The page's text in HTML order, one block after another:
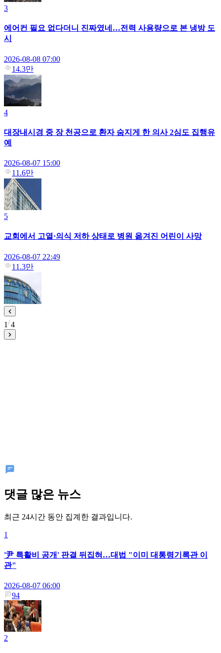
3
에어컨 필요 없다더니 진짜였네…전력 사용량으로 본 냉방 도
시
2026-08-08 07:00
14.3만
4
대장내시경 중 장 천공으로 환자 숨지게 한 의사 2심도 집행유
예
2026-08-07 15:00
11.6만
5
교회에서 고열·의식 저하 상태로 병원 옮겨진 어린이 사망
2026-08-07 22:49
11.3만
1 4
댓글 많은 뉴스
최근 24시간 동안 집계한 결과입니다.
1
'尹 특활비 공개' 판결 뒤집혀…대법 "이미 대통령기록관 이
관"
2026-08-07 06:00
94
2